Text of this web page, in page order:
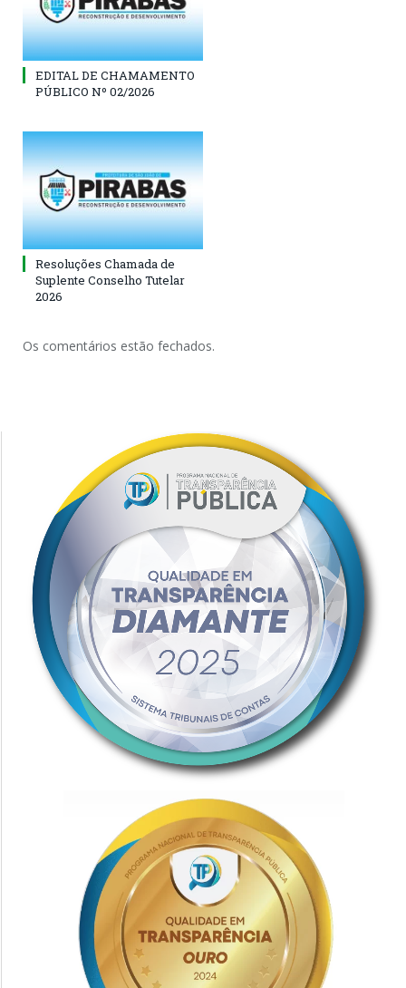
EDITAL DE CHAMAMENTO
PÚBLICO Nº 02/2026
Resoluções Chamada de
Suplente Conselho Tutelar
2026
Os comentários estão fechados.